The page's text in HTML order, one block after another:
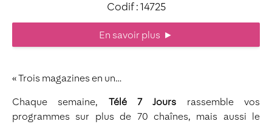
Codif : 14725
En savoir plus ►
« Trois magazines en un…
Chaque semaine, Télé 7 Jours rassemble vos
programmes sur plus de 70 chaînes, mais aussi le